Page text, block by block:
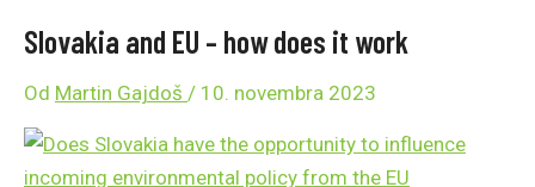
Slovakia and EU – how does it work
Od Martin Gajdoš / 10. novembra 2023